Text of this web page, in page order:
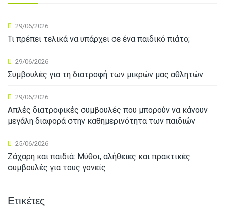
29/06/2026
Τι πρέπει τελικά να υπάρχει σε ένα παιδικό πιάτο;
29/06/2026
Συμβουλές για τη διατροφή των μικρών μας αθλητών
29/06/2026
Απλές διατροφικές συμβουλές που μπορούν να κάνουν
μεγάλη διαφορά στην καθημερινότητα των παιδιών
25/06/2026
Ζάχαρη και παιδιά: Μύθοι, αλήθειες και πρακτικές
συμβουλές για τους γονείς
Ετικέτες